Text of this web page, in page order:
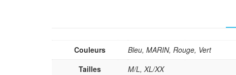
Couleurs
Bleu, MARIN, Rouge, Vert
Tailles
M/L, XL/XX